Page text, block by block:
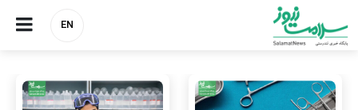
EN